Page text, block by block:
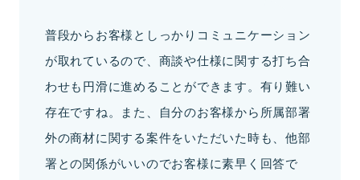
普段からお客様としっかりコミュニケーション
が取れているので、商談や仕様に関する打ち合
わせも円滑に進めることができます。有り難い
存在ですね。また、自分のお客様から所属部署
外の商材に関する案件をいただいた時も、他部
署との関係がいいのでお客様に素早く回答で